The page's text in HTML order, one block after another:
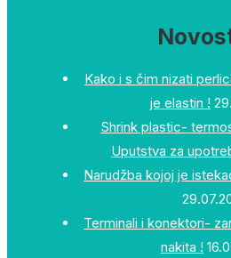
Kako i s čim nizati
je elastin !
Shrink plastic-
Uputstva za
Narudžba kojoj je
Terminali i konektori-
nakita !